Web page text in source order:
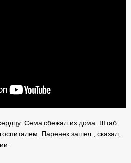
Сема сбежал из дома. Штаб
Паренек зашел , сказал,